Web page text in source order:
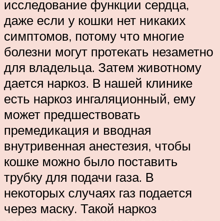
исследование функции сердца,
даже если у кошки нет никаких
симптомов, потому что многие
болезни могут протекать незаметно
для владельца. Затем животному
дается наркоз. В нашей клинике
есть наркоз ингаляционный, ему
может предшествовать
премедикация и вводная
внутривенная анестезия, чтобы
кошке можно было поставить
трубку для подачи газа. В
некоторых случаях газ подается
через маску. Такой наркоз